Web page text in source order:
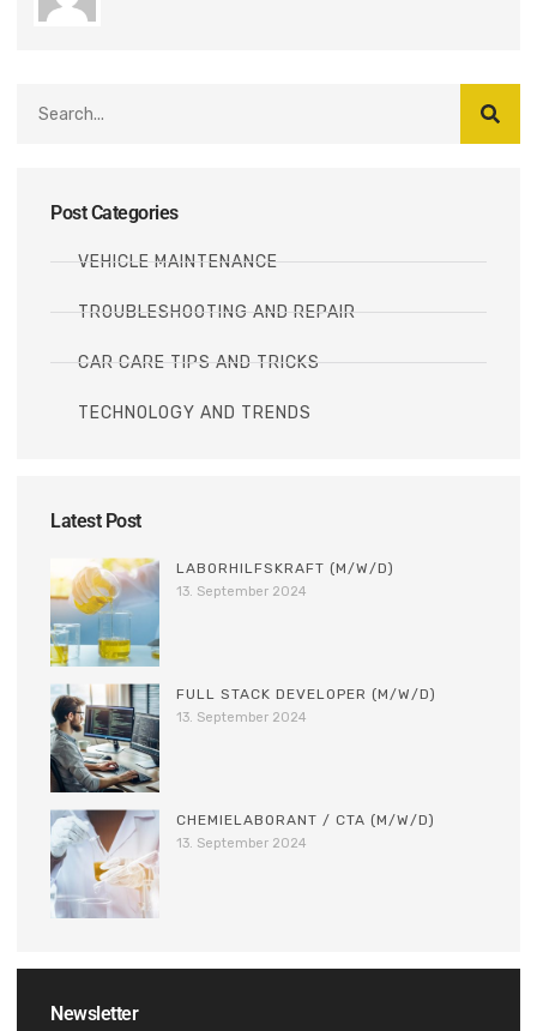
Post Categories
VEHICLE MAINTENANCE
TROUBLESHOOTING AND REPAIR
CAR CARE TIPS AND TRICKS
TECHNOLOGY AND TRENDS
Latest Post
LABORHILFSKRAFT (M/W/D)
13. September 2024
FULL STACK DEVELOPER (M/W/D)
13. September 2024
CHEMIELABORANT / CTA (M/W/D)
13. September 2024
Newsletter